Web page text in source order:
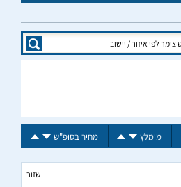
מומלץ מחיר בסופ"ש
שזור